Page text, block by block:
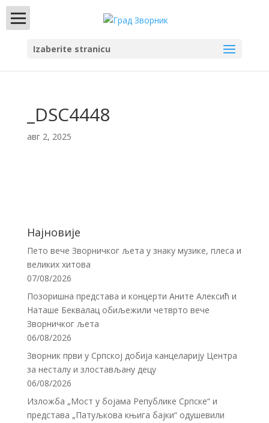
Izaberite stranicu
_DSC4448
авг 2, 2025
Најновије
Пето вече Зворничког љета у знаку музике, плеса и
великих хитова
07/08/2026
Позоришна представа и концерти Аните Алексић и
Наташе Беквалац обиљежили четврто вече
Зворничког љета
06/08/2026
Зворник први у Српској добија канцеларију Центра
за несталу и злостављану децу
06/08/2026
Изложба „Мост у бојама Републике Српске“ и
представа „Патуљкова књига бајки“ одушевили